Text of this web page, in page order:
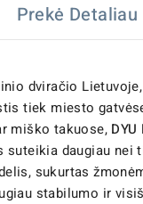
Prekė Detaliau
dviračio
tiek miesto
miško takuose, DYU
suteikia daugiau nei
sukurtas
stabilumo ir